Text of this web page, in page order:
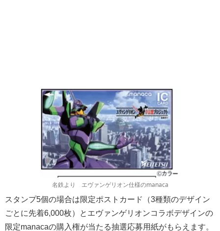
名鉄より エヴァンゲリオン仕様のmanaca
スタンプ5個の場合は限定ポストカード（3種類のデザイン
ごとに先着6,000枚）とエヴァンゲリオンコラボデザインの
限定manacaの購入権が当たる抽選応募用紙がもらえます。